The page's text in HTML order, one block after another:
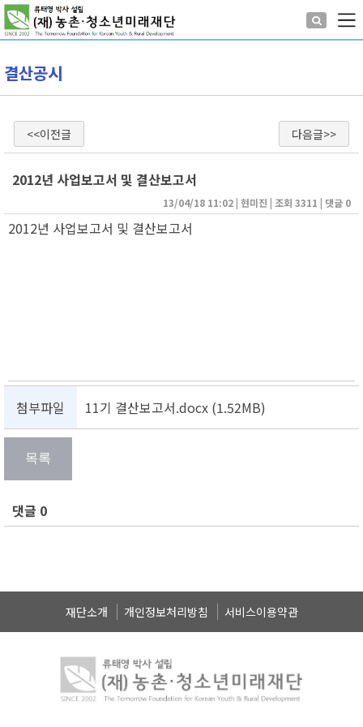
결산공시
<<이전글 다음글>>
2012년 사업보고서 및 결산보고서
13/04/18 11:02 | 현미진 | 조회 3311 | 댓글 0
2012년 사업보고서 및 결산보고서
첨부파일 11기 결산보고서.docx (1.52MB)
댓글 0
재단소개 개인정보처리방침 서비스이용약관